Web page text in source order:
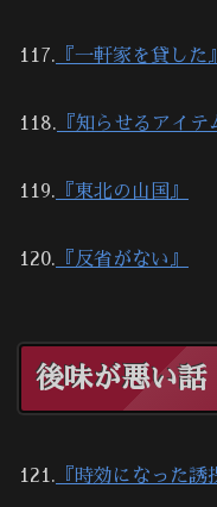
117. 『一軒家を貸した』
118. 『知らせるアイテ
119. 『東北の山国』
120. 『反省がない』
後味が悪い話
121. 『時効になった誘